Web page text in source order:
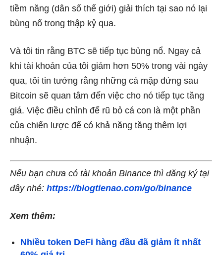
tiềm năng (dân số thế giới) giải thích tại sao nó lại
bùng nổ trong thập kỷ qua.
Và tôi tin rằng BTC sẽ tiếp tục bùng nổ. Ngay cả
khi tài khoản của tôi giảm hơn 50% trong vài ngày
qua, tôi tin tưởng rằng những cá mập đứng sau
Bitcoin sẽ quan tâm đến việc cho nó tiếp tục tăng
giá. Việc điều chỉnh để rũ bỏ cá con là một phần
của chiến lược để có khả năng tăng thêm lợi
nhuận.
Nếu bạn chưa có tài khoản Binance thì đăng ký tại
đây nhé: https://blogtienao.com/go/binance
Xem thêm:
Nhiều token DeFi hàng đầu đã giảm ít nhất